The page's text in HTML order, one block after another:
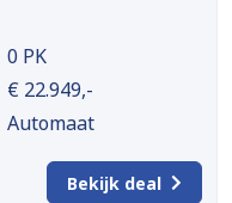
0 PK
€ 22.949,-
Automaat
Bekijk deal